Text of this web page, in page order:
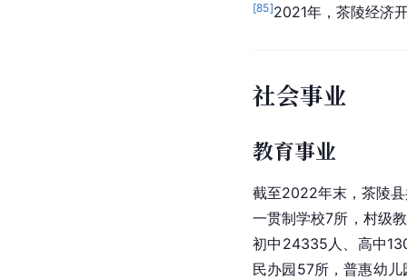
[85]2021年，茶陵经济
社会事业
教育事业
截至2022年末，茶陵
一贯制学校7所，村级
初中24335人、高中
民办园57所，普惠幼